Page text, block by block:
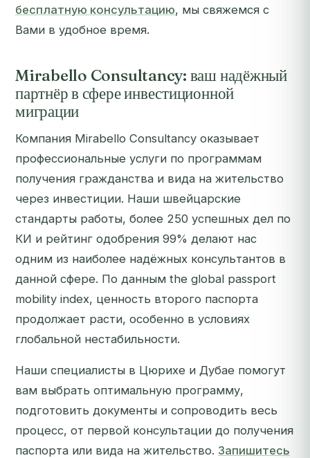
бесплатную консультацию, мы свяжемся с
Вами в удобное время.
Mirabello Consultancy: ваш надёжный
партнёр в сфере инвестиционной
миграции
Компания Mirabello Consultancy оказывает
профессиональные услуги по программам
получения гражданства и вида на жительство
через инвестиции. Наши швейцарские
стандарты работы, более 250 успешных дел по
КИ и рейтинг одобрения 99% делают нас
одним из наиболее надёжных консультантов в
данной сфере. По данным the global passport
mobility index, ценность второго паспорта
продолжает расти, особенно в условиях
глобальной нестабильности.
Наши специалисты в Цюрихе и Дубае помогут
вам выбрать оптимальную программу,
подготовить документы и сопроводить весь
процесс, от первой консультации до получения
паспорта или вида на жительство. Запишитесь